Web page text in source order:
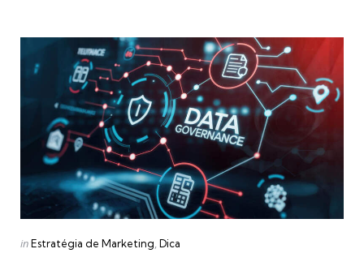
Categories
Posted
inEstratégia de Marketing Dica